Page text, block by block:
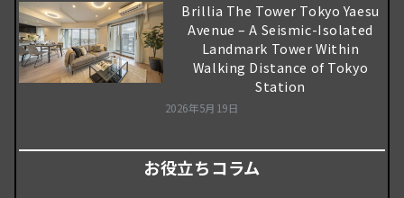
Brillia The Tower Tokyo Yaesu
Avenue – A Seismic-Isolated
Landmark Tower Within
Walking Distance of Tokyo
Station
2026年5月19日
お役立ちコラム